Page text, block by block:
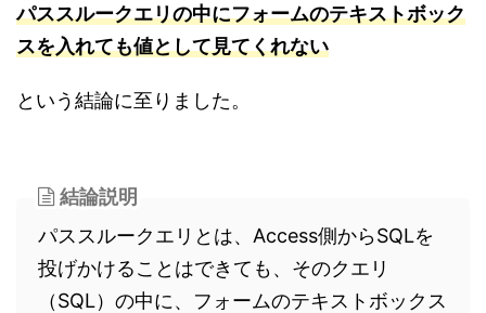
パススルークエリの中にフォームのテキストボック
スを入れても値として見てくれない
という結論に至りました。
結論説明
パススルークエリとは、Access側からSQLを
投げかけることはできても、そのクエリ
（SQL）の中に、フォームのテキストボックス